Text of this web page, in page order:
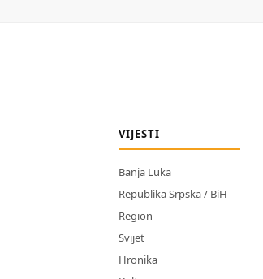
VIJESTI
Banja Luka
Republika Srpska / BiH
Region
Svijet
Hronika